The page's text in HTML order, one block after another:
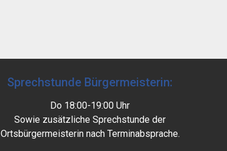
Sprechstunde Bürgermeisterin:
Do 18:00-19:00 Uhr
Sowie zusätzliche Sprechstunde der
Ortsbürgermeisterin nach Terminabsprache.